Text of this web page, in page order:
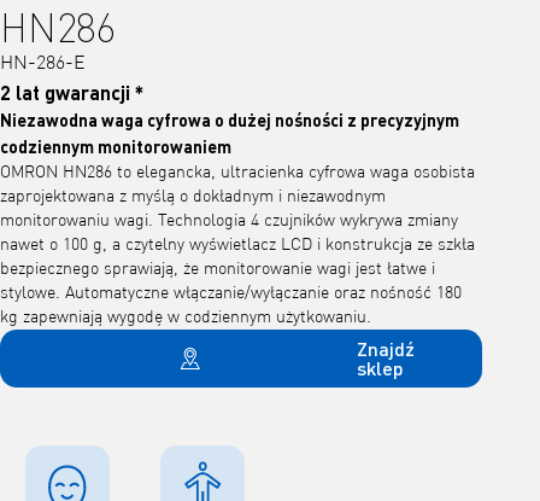
HN286
HN-286-E
2 lat gwarancji *
Niezawodna waga cyfrowa o dużej nośności z precyzyjnym
codziennym monitorowaniem
OMRON HN286 to elegancka, ultracienka cyfrowa waga osobista
zaprojektowana z myślą o dokładnym i niezawodnym
monitorowaniu wagi. Technologia 4 czujników wykrywa zmiany
nawet o 100 g, a czytelny wyświetlacz LCD i konstrukcja ze szkła
bezpiecznego sprawiają, że monitorowanie wagi jest łatwe i
stylowe. Automatyczne włączanie/wyłączanie oraz nośność 180
kg zapewniają wygodę w codziennym użytkowaniu.
Znajdź
sklep